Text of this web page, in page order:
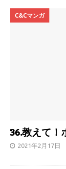
C&Cマンガ
36.教えて！
2021年2月17日